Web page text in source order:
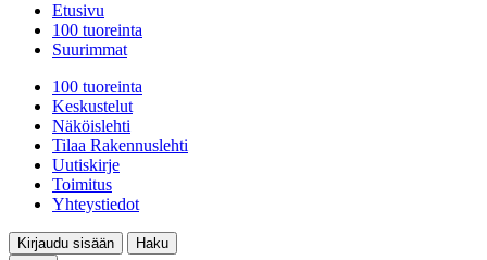
Etusivu
100 tuoreinta
Suurimmat
100 tuoreinta
Keskustelut
Näköislehti
Tilaa Rakennuslehti
Uutiskirje
Toimitus
Yhteystiedot
Kirjaudu sisään
Haku